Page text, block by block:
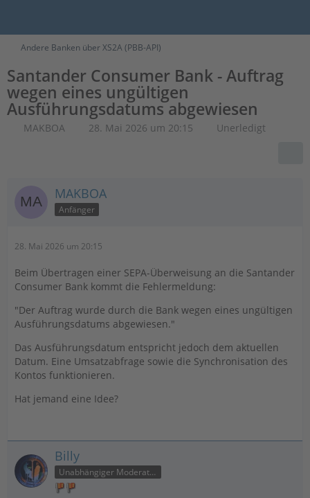
Andere Banken über XS2A (PBB-API)
Santander Consumer Bank - Auftrag
wegen eines ungültigen
Ausführungsdatums abgewiesen
MAKBOA 28. Mai 2026 um 20:15 Unerledigt
MAKBOA
Anfänger
28. Mai 2026 um 20:15
Beim Übertragen einer SEPA-Überweisung an die Santander
Consumer Bank kommt die Fehlermeldung:
"Der Auftrag wurde durch die Bank wegen eines ungültigen
Ausführungsdatums abgewiesen."
Das Ausführungsdatum entspricht jedoch dem aktuellen
Datum. Eine Umsatzabfrage sowie die Synchronisation des
Kontos funktionieren.
Hat jemand eine Idee?
Billy
Unabhängiger Moderator